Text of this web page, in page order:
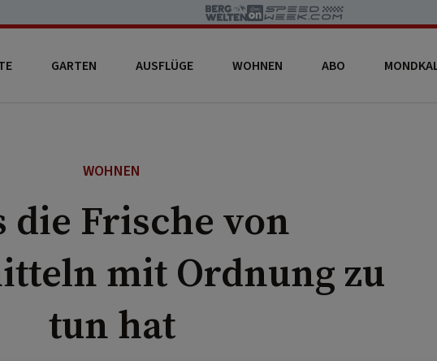
GARTEN AUSFLÜGE WOHNEN ABO
WOHNEN
die Frische von
mit Ordnung zu
tun hat